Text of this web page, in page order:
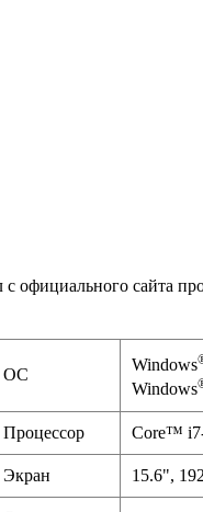
официального сайта
ОС
Windows
Windows
Процессор Core™
Экран 15.6",